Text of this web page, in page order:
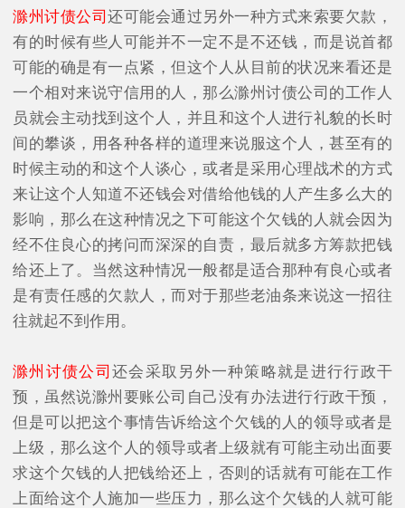
滁州讨债公司还可能会通过另外一种方式来索要欠款，
有的时候有些人可能并不一定不是不还钱，而是说首都
可能的确是有一点紧，但这个人从目前的状况来看还是
一个相对来说守信用的人，那么滁州讨债公司的工作人
员就会主动找到这个人，并且和这个人进行礼貌的长时
间的攀谈，用各种各样的道理来说服这个人，甚至有的
时候主动的和这个人谈心，或者是采用心理战术的方式
来让这个人知道不还钱会对借给他钱的人产生多么大的
影响，那么在这种情况之下可能这个欠钱的人就会因为
经不住良心的拷问而深深的自责，最后就多方筹款把钱
给还上了。当然这种情况一般都是适合那种有良心或者
是有责任感的欠款人，而对于那些老油条来说这一招往
往就起不到作用。
滁州讨债公司 还会采取另外一种策略就是进行行政干
预，虽然说滁州要账公司自己没有办法进行行政干预，
但是可以把这个事情告诉给这个欠钱的人的领导或者是
上级，那么这个人的领导或者上级就有可能主动出面要
求这个欠钱的人把钱给还上，否则的话就有可能在工作
上面给这个人施加一些压力，那么这个欠钱的人就可能